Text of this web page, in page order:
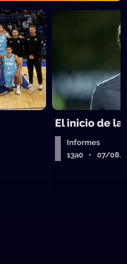
El inicio de la
Informes
13a0 • 07/08/